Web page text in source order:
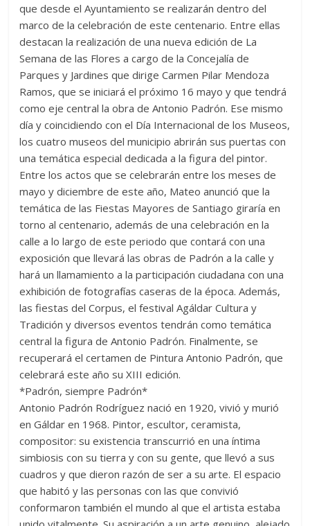
que desde el Ayuntamiento se realizarán dentro del
marco de la celebración de este centenario. Entre ellas
destacan la realización de una nueva edición de La
Semana de las Flores a cargo de la Concejalía de
Parques y Jardines que dirige Carmen Pilar Mendoza
Ramos, que se iniciará el próximo 16 mayo y que tendrá
como eje central la obra de Antonio Padrón. Ese mismo
día y coincidiendo con el Día Internacional de los Museos,
los cuatro museos del municipio abrirán sus puertas con
una temática especial dedicada a la figura del pintor.
Entre los actos que se celebrarán entre los meses de
mayo y diciembre de este año, Mateo anunció que la
temática de las Fiestas Mayores de Santiago giraría en
torno al centenario, además de una celebración en la
calle a lo largo de este periodo que contará con una
exposición que llevará las obras de Padrón a la calle y
hará un llamamiento a la participación ciudadana con una
exhibición de fotografías caseras de la época. Además,
las fiestas del Corpus, el festival Agáldar Cultura y
Tradición y diversos eventos tendrán como temática
central la figura de Antonio Padrón. Finalmente, se
recuperará el certamen de Pintura Antonio Padrón, que
celebrará este año su XIII edición.
*Padrón, siempre Padrón*
Antonio Padrón Rodríguez nació en 1920, vivió y murió
en Gáldar en 1968. Pintor, escultor, ceramista,
compositor: su existencia transcurrió en una íntima
simbiosis con su tierra y con su gente, que llevó a sus
cuadros y que dieron razón de ser a su arte. El espacio
que habitó y las personas con las que convivió
conformaron también el mundo al que el artista estaba